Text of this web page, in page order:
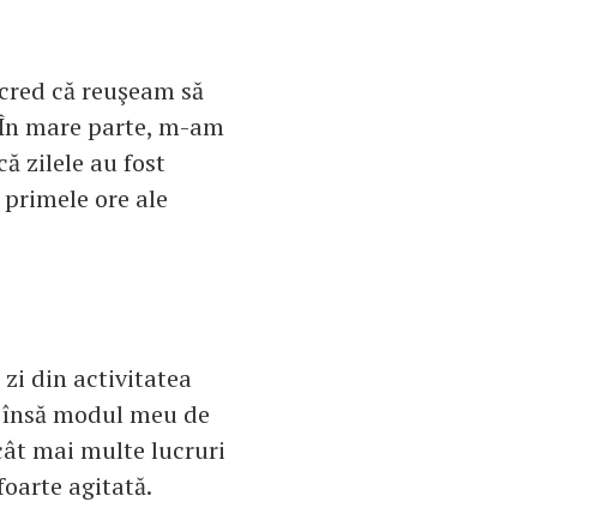
că reuşeam să
mare parte, m-am
zilele au fost
ore ale
zi din activitatea
modul meu de
mai multe lucruri
agitată.